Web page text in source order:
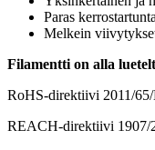
Paras kerrostartunta
Melkein
Filamentti on alla
RoHS-direktiivi 2011/
REACH-direktiivi 1907/